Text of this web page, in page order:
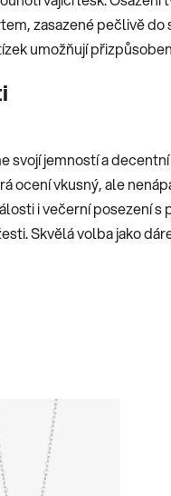
zasazené pečlivě do
umožňují
svojí jemností a
ocení vkusný, ale
i večerní posezení s
Skvělá volba jako